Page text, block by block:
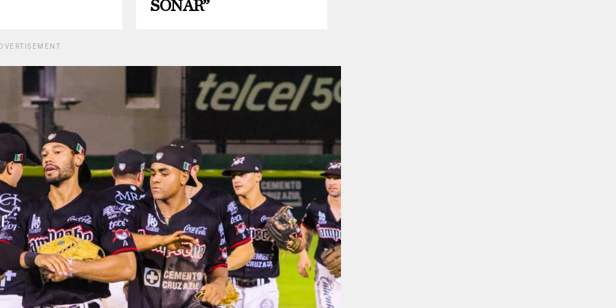
SOÑAR”